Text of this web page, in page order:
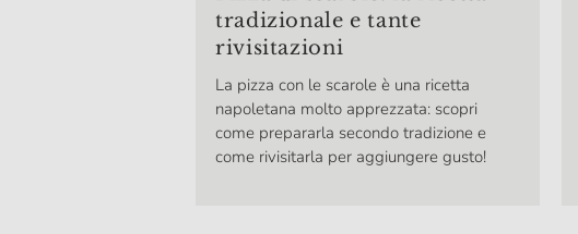
tradizionale e tante
rivisitazioni
La pizza con le scarole è una ricetta
napoletana molto apprezzata: scopri
come prepararla secondo tradizione e
come rivisitarla per aggiungere gusto!